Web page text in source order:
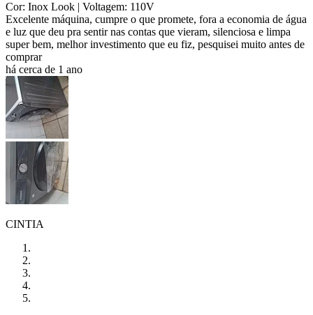
Cor: Inox Look | Voltagem: 110V
Excelente máquina, cumpre o que promete, fora a economia de água
e luz que deu pra sentir nas contas que vieram, silenciosa e limpa
super bem, melhor investimento que eu fiz, pesquisei muito antes de
comprar
há cerca de 1 ano
CINTIA